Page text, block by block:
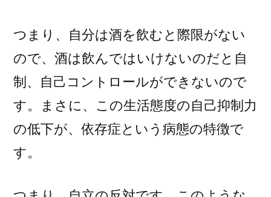
つまり、自分は酒を飲むと際限がない
ので、酒は飲んではいけないのだと自
制、自己コントロールができないので
す。まさに、この生活態度の自己抑制力
の低下が、依存症という病態の特徴で
す。